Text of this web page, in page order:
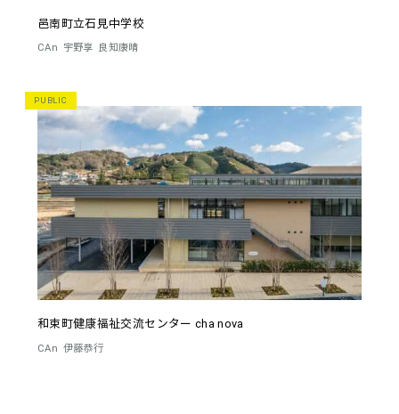
邑南町立石見中学校
CAn 宇野享 良知康晴
PUBLIC
和束町健康福祉交流センター cha nova
CAn 伊藤恭行